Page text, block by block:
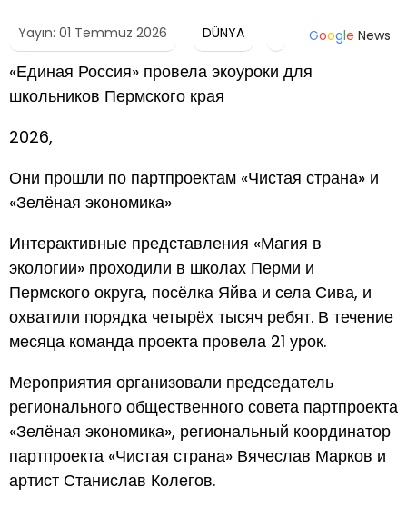
Yayın: 01 Temmuz 2026 DÜNYA Google News
«Единая Россия» провела экоуроки для
школьников Пермского края
2026,
Они прошли по партпроектам «Чистая страна» и
«Зелёная экономика»
Интерактивные представления «Магия в
экологии» проходили в школах Перми и
Пермского округа, посёлка Яйва и села Сива, и
охватили порядка четырёх тысяч ребят. В течение
месяца команда проекта провела 21 урок.
Мероприятия организовали председатель
регионального общественного совета партпроекта
«Зелёная экономика», региональный координатор
партпроекта «Чистая страна» Вячеслав Марков и
артист Станислав Колегов.